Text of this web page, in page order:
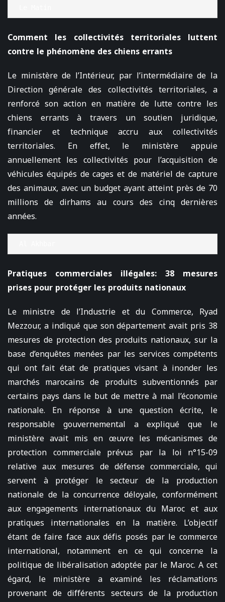
Comment les collectivités territoriales luttent
contre le phénomène des chiens errants
Le ministère de l’Intérieur, par l’intermédiaire de la
Direction générale des collectivités territoriales, a
renforcé son action en matière de lutte contre les
chiens errants à travers un soutien juridique,
financier et technique accru aux collectivités
territoriales. En effet, le ministère appuie
annuellement les collectivités pour l’acquisition de
véhicules équipés de cages et de matériel de capture
des animaux, avec un budget ayant atteint près de 70
millions de dirhams au cours des cinq dernières
années.
Pratiques commerciales illégales: 38 mesures
prises pour protéger les produits nationaux
Le ministre de l’Industrie et du Commerce, Ryad
Mezzour, a indiqué que son département avait pris 38
mesures de protection des produits nationaux, sur la
base d’enquêtes menées par les services compétents
qui ont fait état de pratiques visant à inonder les
marchés marocains de produits subventionnés par
certains pays dans le but de mettre à mal l’économie
nationale. En réponse à une question écrite, le
responsable gouvernemental a expliqué que le
ministère avait mis en œuvre les mécanismes de
protection commerciale prévus par la loi n°15-09
relative aux mesures de défense commerciale, qui
servent à protéger le secteur de la production
nationale de la concurrence déloyale, conformément
aux engagements internationaux du Maroc et aux
pratiques internationales en la matière. L’objectif
étant de faire face aux défis posés par le commerce
international, notamment en ce qui concerne la
politique de libéralisation adoptée par le Maroc. A cet
égard, le ministère a examiné les réclamations
provenant de différents secteurs de la production